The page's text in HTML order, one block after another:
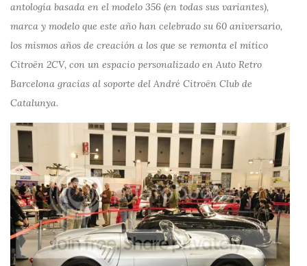
antología basada en el modelo 356 (en todas sus variantes),
marca y modelo que este año han celebrado su 60 aniversario,
los mismos años de creación a los que se remonta el mítico
Citroën 2CV, con un espacio personalizado en Auto Retro
Barcelona gracias al soporte del André Citroën Club de
Catalunya.